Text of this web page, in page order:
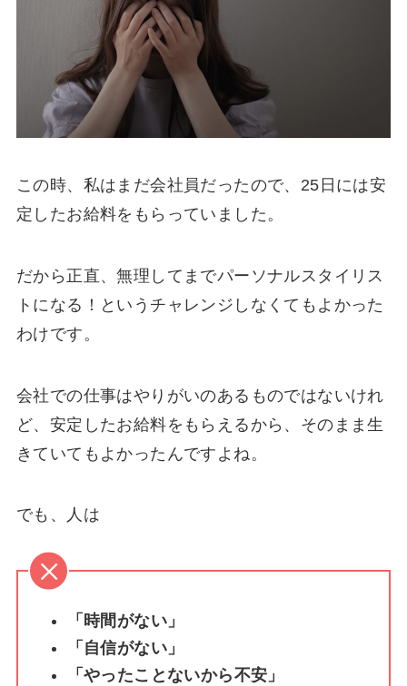
この時、私はまだ会社員だったので、25日には安
定したお給料をもらっていました。
だから正直、無理してまでパーソナルスタイリス
トになる！というチャレンジしなくてもよかった
わけです。
会社での仕事はやりがいのあるものではないけれ
ど、安定したお給料をもらえるから、そのまま生
きていてもよかったんですよね。
でも、人は
「時間がない」
「自信がない」
「やったことないから不安」